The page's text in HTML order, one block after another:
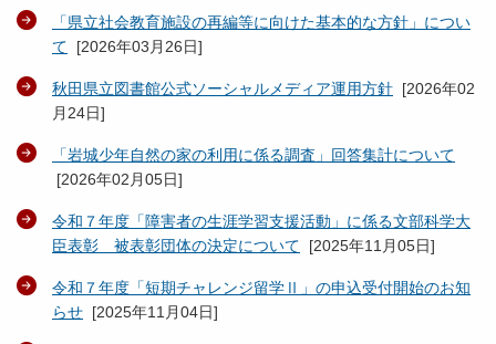
「県立社会教育施設の再編等に向けた基本的な方針」につい
て [2026年03月26日]
秋田県立図書館公式ソーシャルメディア運用方針 [2026年02
月24日]
「岩城少年自然の家の利用に係る調査」回答集計について
[2026年02月05日]
令和７年度「障害者の生涯学習支援活動」に係る文部科学大
臣表彰 被表彰団体の決定について [2025年11月05日]
令和７年度「短期チャレンジ留学Ⅱ」の申込受付開始のお知
らせ [2025年11月04日]